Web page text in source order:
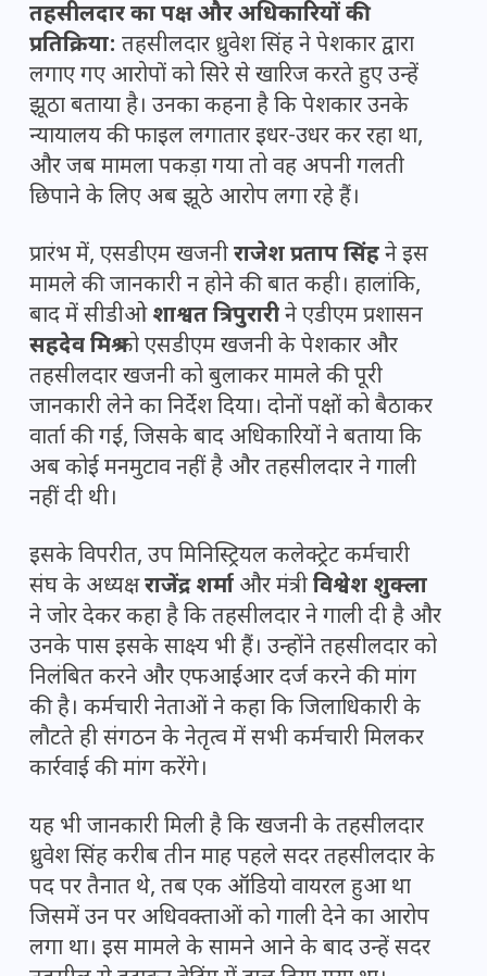
तहसीलदार का पक्ष और अधिकारियों की
प्रतिक्रिया: तहसीलदार ध्रुवेश सिंह ने पेशकार द्वारा
लगाए गए आरोपों को सिरे से खारिज करते हुए उन्हें
झूठा बताया है। उनका कहना है कि पेशकार उनके
न्यायालय की फाइल लगातार इधर-उधर कर रहा था,
और जब मामला पकड़ा गया तो वह अपनी गलती
छिपाने के लिए अब झूठे आरोप लगा रहे हैं।
प्रारंभ में, एसडीएम खजनीराजेश प्रताप सिंहने इस
मामले की जानकारी न होने की बात कही। हालांकि,
बाद में सीडीओशाश्वत त्रिपुरारीने एडीएम प्रशासन
सहदेव मिश्रको एसडीएम खजनी के पेशकार और
तहसीलदार खजनी को बुलाकर मामले की पूरी
जानकारी लेने का निर्देश दिया। दोनों पक्षों को बैठाकर
वार्ता की गई, जिसके बाद अधिकारियों ने बताया कि
अब कोई मनमुटाव नहीं है और तहसीलदार ने गाली
नहीं दी थी।
इसके विपरीत, उप मिनिस्ट्रियल कलेक्ट्रेट कर्मचारी
संघ के अध्यक्षराजेंद्र शर्मा और मंत्रीविश्वेश शुक्ला
ने जोर देकर कहा है कि तहसीलदार ने गाली दी है और
उनके पास इसके साक्ष्य भी हैं। उन्होंने तहसीलदार को
निलंबित करने और एफआईआर दर्ज करने की मांग
की है। कर्मचारी नेताओं ने कहा कि जिलाधिकारी के
लौटते ही संगठन के नेतृत्व में सभी कर्मचारी मिलकर
कार्रवाई की मांग करेंगे।
यह भी जानकारी मिली है कि खजनी के तहसीलदार
ध्रुवेश सिंह करीब तीन माह पहले सदर तहसीलदार के
पद पर तैनात थे, तब एक ऑडियो वायरल हुआ था
जिसमें उन पर अधिवक्ताओं को गाली देने का आरोप
लगा था। इस मामले के सामने आने के बाद उन्हें सदर